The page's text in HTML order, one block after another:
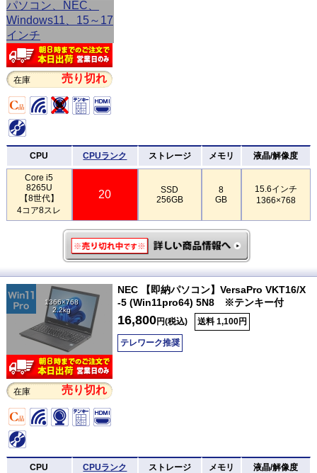
在庫 売り切れ
CPU CPUランク ストレージ メモリ 液晶/解像度
Core i5
8265U
【8世代】
4コア8スレ
20
SSD
256GB
8
GB
15.6インチ
1366×768
1366×768
2.2kg
在庫 売り切れ
NEC 【即納パソコン】VersaPro VKT16/X
-5 (Win11pro64) 5N8 ※テンキー付
16,800円(税込) 送料 1,100円
テレワーク推奨
CPU CPUランク ストレージ メモリ 液晶/解像度